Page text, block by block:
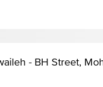
- BH Street,